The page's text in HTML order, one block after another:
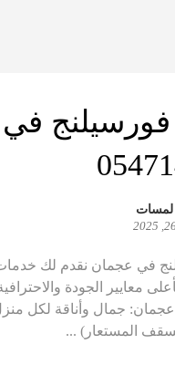
في عجمان نقدم لك
معايير الجودة
جمال وأناقة لكل
المستعار) ...